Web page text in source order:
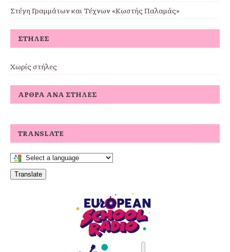
Στέγη Γραμμάτων και Τέχνων «Κωστής Παλαμάς»
ΣΤΉΛΕΣ
Χωρίς στήλες
ΆΡΘΡΑ ΑΝΆ ΣΤΉΛΕΣ
TRANSLATE
Translate